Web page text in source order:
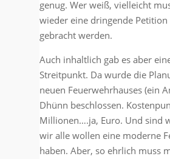
genug. Wer weiß, vielleicht
wieder eine dringende Petition
gebracht werden.
Auch inhaltlich gab es aber
Streitpunkt. Da wurde die
neuen Feuerwehrhauses (ein
Dhünn beschlossen.
Millionen….ja, Euro. Und sind
wir alle wollen eine moderne
haben. Aber, so ehrlich muss